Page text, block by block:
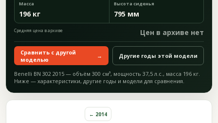
Масса
196 кг
Высота сиденья
795 мм
Средняя цена в архиве Цен в архиве нет
Сравнить с другой
моделью
→ Другие годы этой модели
Benelli BN 302 2015 — объём 300 см³, мощность 37,5 л.с., масса 196 кг.
Ниже — характеристики, другие годы и модели для сравнения.
← 2014